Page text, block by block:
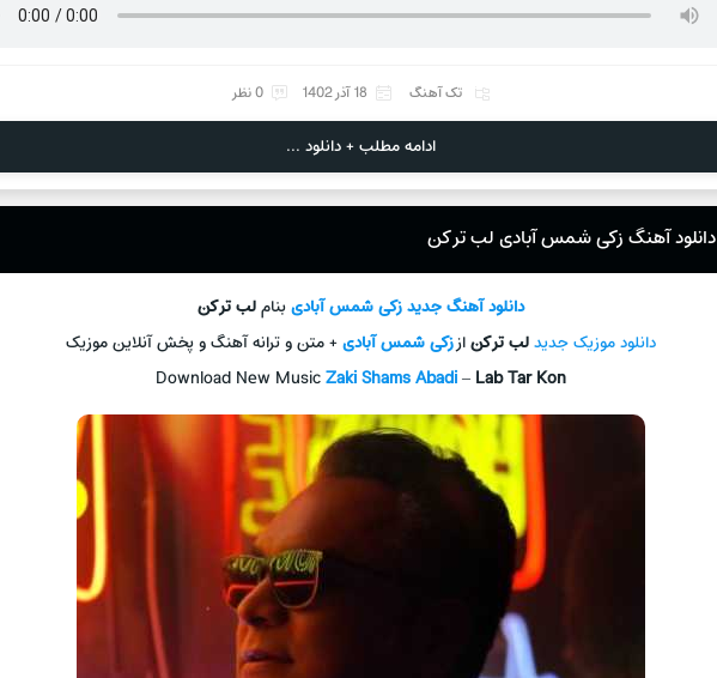
تک آهنگ 18 آذر 1402 0 نظر
ادامه مطلب + دانلود ...
دانلود آهنگ زکی شمس آبادی لب تر کن
دانلود آهنگ جديدزکی شمس آبادیبناملب تر کن
دانلود موزیک جديدلب تر کناززکی شمس آبادی+ متن و ترانه آهنگ و پخش آنلاين موزيک
Download New MusicZaki Shams Abadi– Lab Tar Kon